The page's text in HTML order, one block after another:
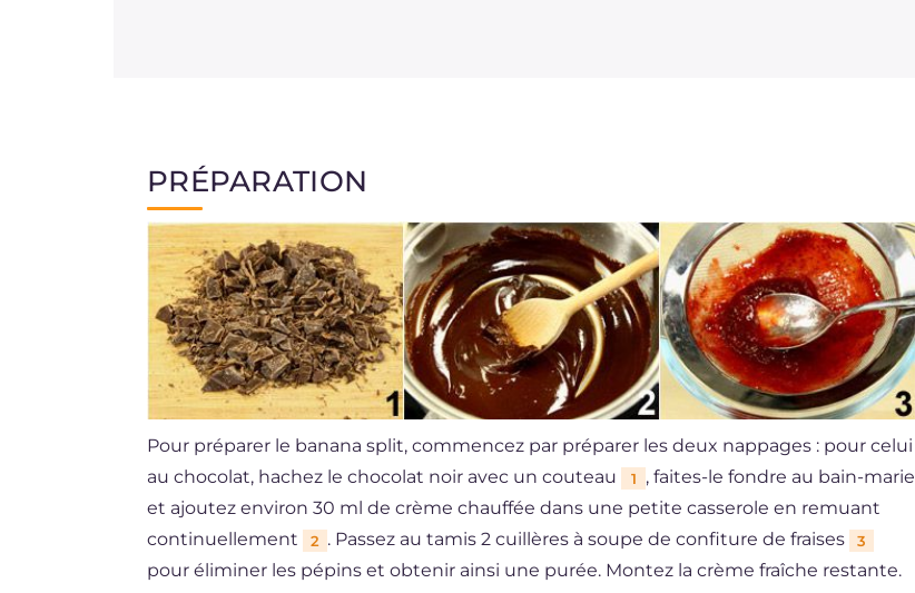
PRÉPARATION
Pour préparer le banana split, commencez par préparer les deux nappages : pour celui
au chocolat, hachez le chocolat noir avec un couteau
1
, faites-le fondre au bain-marie
et ajoutez environ 30 ml de crème chauffée dans une petite casserole en remuant
continuellement
2 . Passez au tamis 2 cuillères à soupe de confiture de fraises 3
pour éliminer les pépins et obtenir ainsi une purée. Montez la crème fraîche restante.